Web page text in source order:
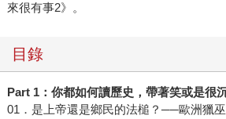
來很有事2》。
目錄
Part 1：你都如何讀歷史，帶著笑或是很
01．是上帝還是鄉民的法槌？──歐洲獵